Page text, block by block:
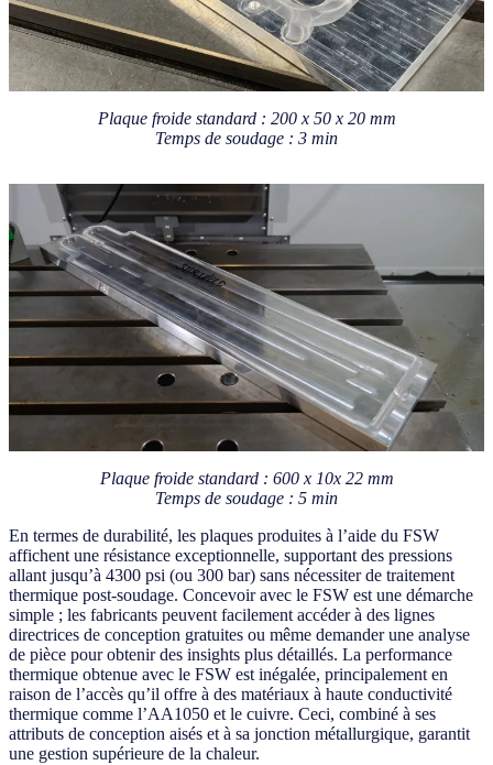
Plaque froide standard : 200 x 50 x 20 mm
Temps de soudage : 3 min
Plaque froide standard : 600 x 10x 22 mm
Temps de soudage : 5 min
En termes de durabilité, les plaques produites à l’aide du FSW
affichent une résistance exceptionnelle, supportant des pressions
allant jusqu’à 4300 psi (ou 300 bar) sans nécessiter de traitement
thermique post-soudage. Concevoir avec le FSW est une démarche
simple ; les fabricants peuvent facilement accéder à des lignes
directrices de conception gratuites ou même demander une analyse
de pièce pour obtenir des insights plus détaillés. La performance
thermique obtenue avec le FSW est inégalée, principalement en
raison de l’accès qu’il offre à des matériaux à haute conductivité
thermique comme l’AA1050 et le cuivre. Ceci, combiné à ses
attributs de conception aisés et à sa jonction métallurgique, garantit
une gestion supérieure de la chaleur.